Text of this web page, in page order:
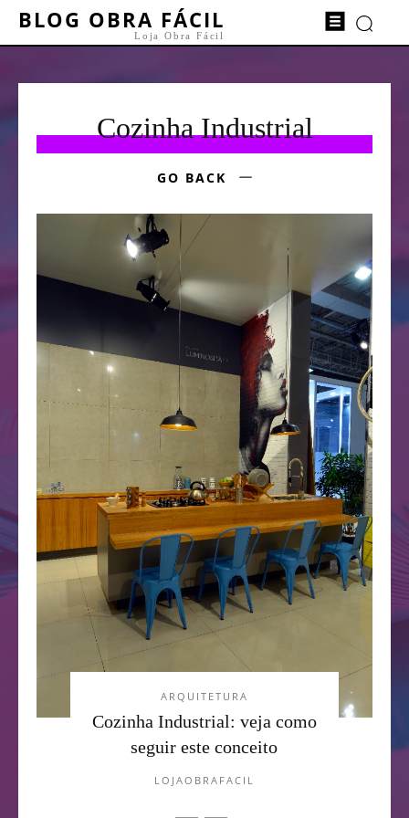
BLOG OBRA FÁCIL
Loja Obra Fácil
Cozinha Industrial
GO BACK
ARQUITETURA
Cozinha Industrial: veja como
seguir este conceito
LOJAOBRAFACIL